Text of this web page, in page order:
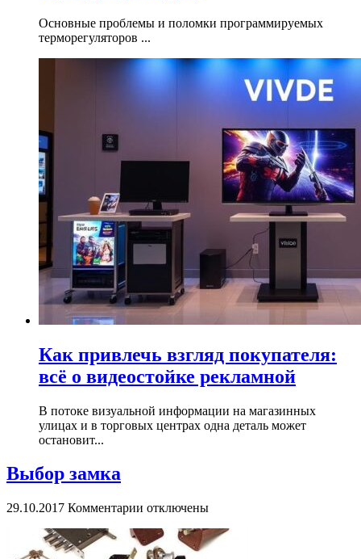
Основные проблемы и поломки программируемых
терморегуляторов ...
Как привлечь взгляд покупателя:
всё о видеостойке рекламной
В потоке визуальной информации на магазинных
улицах и в торговых центрах одна деталь может
остановит...
Выбор замка
29.10.2017 Комментарии к
Выбор
замка
отключены